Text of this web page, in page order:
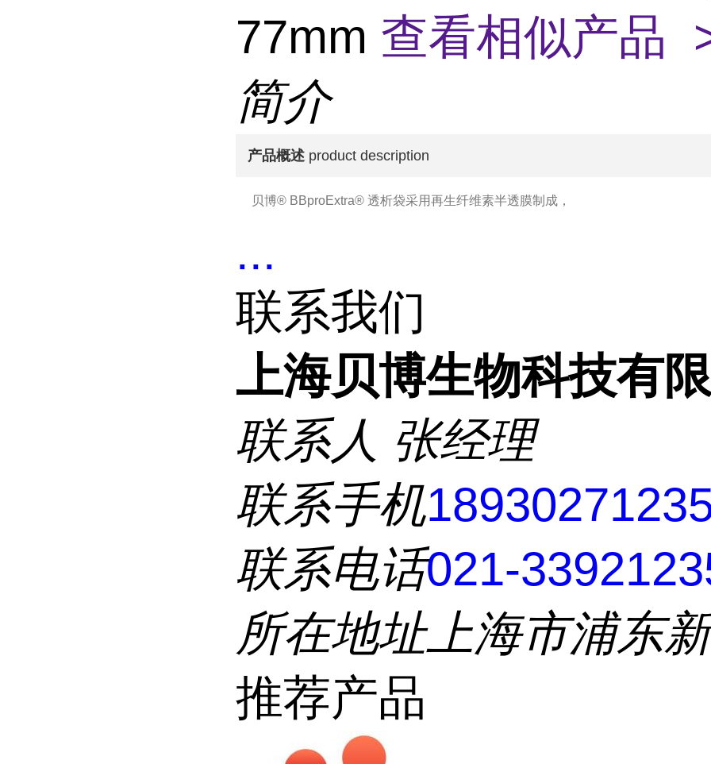
77mm 查看相似产品
简介
产品概述 product description
贝博® BBproExtra® 透析袋采用再生纤维素半透膜制成，
...
联系我们
上海贝博生物科技有
联系人 张经理
联系手机
联系电话021-
所在地址上海市浦东
推荐产品